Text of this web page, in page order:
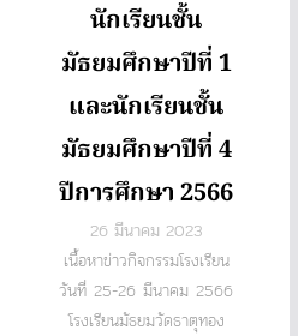
นักเรียนชั้น
มัธยมศึกษาปีที่ 1
และนักเรียนชั้น
มัธยมศึกษาปีที่ 4
ปีการศึกษา 2566
26 มีนาคม 2023
เนื้อหาข่าวกิจกรรมโรงเรียน
วันที่ 25-26 มีนาคม 2566
โรงเรียนมัธยมวัดธาตุทอง